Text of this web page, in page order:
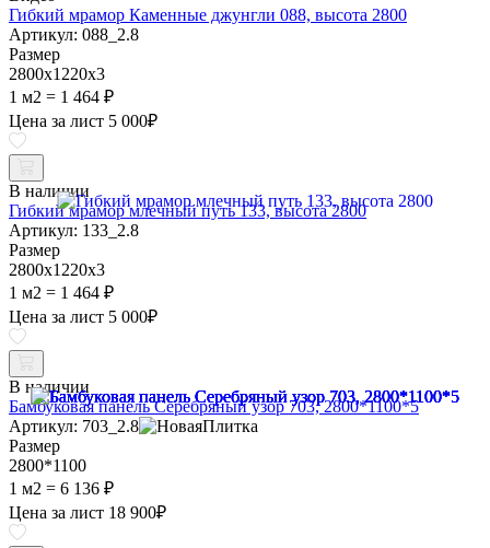
Гибкий мрамор Каменные джунгли 088, высота 2800
Артикул: 088_2.8
Размер
2800х1220х3
1 м2 = 1 464 ₽
Цена за лист 5 000₽
В наличии
Гибкий мрамор млечный путь 133, высота 2800
Артикул: 133_2.8
Размер
2800х1220х3
1 м2 = 1 464 ₽
Цена за лист 5 000₽
В наличии
Бамбуковая панель Серебряный узор 703, 2800*1100*5
Артикул: 703_2.8
Размер
2800*1100
1 м2 = 6 136 ₽
Цена за лист 18 900₽